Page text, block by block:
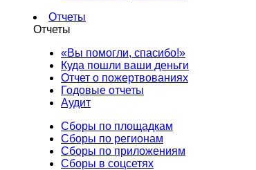
Отчеты
Отчеты
«Вы помогли, спасибо!»
Куда пошли ваши деньги
Отчет о пожертвованиях
Годовые отчеты
Аудит
Сборы по площадкам
Сборы по регионам
Сборы по приложениям
Сборы в соцсетях